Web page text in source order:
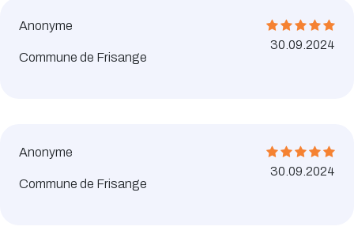
Anonyme
Commune de Frisange
30.09.2024
Anonyme
Commune de Frisange
30.09.2024